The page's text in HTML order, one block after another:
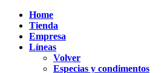
Home
Tienda
Empresa
Líneas
Volver
Especias y condimentos